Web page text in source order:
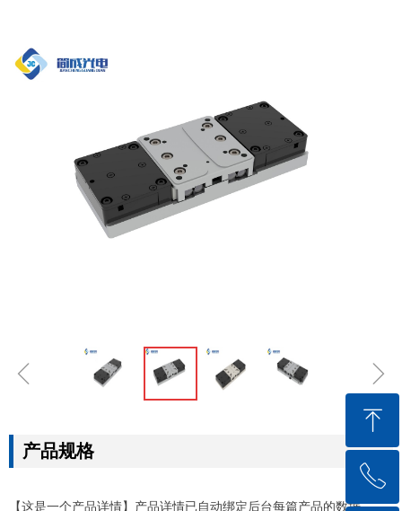
ꁆ ꁇ
【这是一个产品详情】产品详情已自动绑定后台每篇产品的数据。
产品规格
ꁸ
回到顶部
ꂅ